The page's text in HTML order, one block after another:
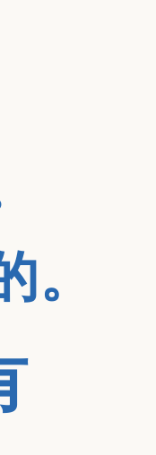
。